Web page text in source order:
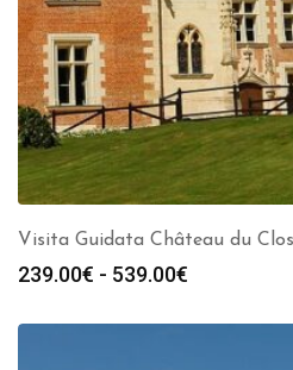
Visita Guidata Château du
239.00€ - 539.00€
prezzo: